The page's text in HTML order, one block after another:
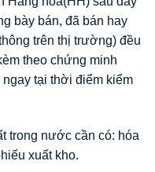
bày bán, đã bán hay
trên thị trường) đều
theo chứng minh
tại thời điểm kiểm
trong nước cần có: hóa
xuất kho.